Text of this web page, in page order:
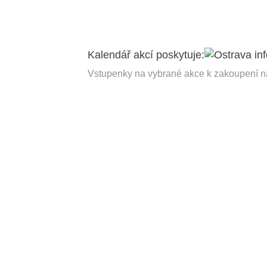
Kalendář akcí poskytuje:
Vstupenky na vybrané akce k zakoupení